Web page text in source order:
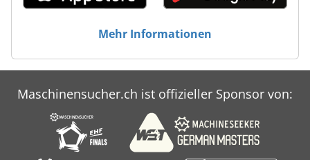
Mehr Informationen
Maschinensucher.ch ist offizieller Sponsor von: